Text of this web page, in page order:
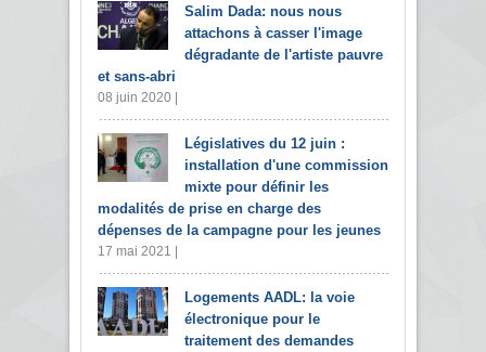
Salim Dada: nous nous
attachons à casser l'image
dégradante de l'artiste pauvre
et sans-abri
08 juin 2020 |
Législatives du 12 juin :
installation d'une commission
mixte pour définir les
modalités de prise en charge des
dépenses de la campagne pour les jeunes
17 mai 2021 |
Logements AADL: la voie
électronique pour le
traitement des demandes